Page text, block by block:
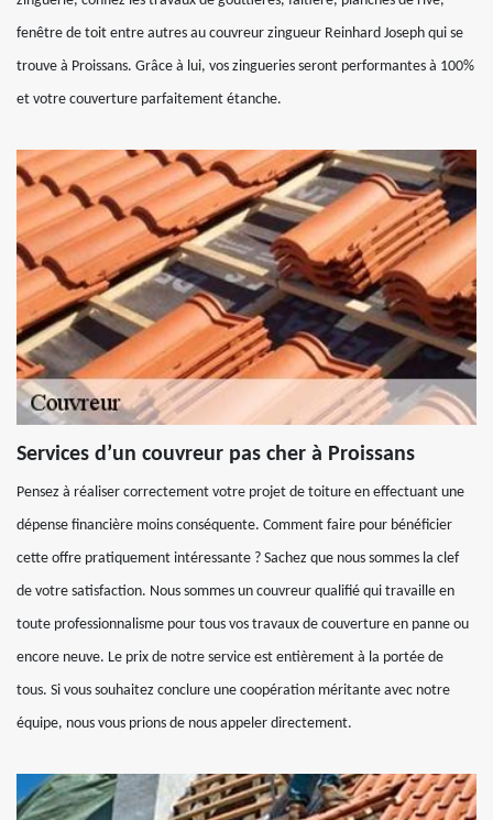
fenêtre de toit entre autres au couvreur zingueur Reinhard Joseph qui se
trouve à Proissans. Grâce à lui, vos zingueries seront performantes à 100%
et votre couverture parfaitement étanche.
Services d’un couvreur pas cher à Proissans
Pensez à réaliser correctement votre projet de toiture en effectuant une
dépense financière moins conséquente. Comment faire pour bénéficier
cette offre pratiquement intéressante ? Sachez que nous sommes la clef
de votre satisfaction. Nous sommes un couvreur qualifié qui travaille en
toute professionnalisme pour tous vos travaux de couverture en panne ou
encore neuve. Le prix de notre service est entièrement à la portée de
tous. Si vous souhaitez conclure une coopération méritante avec notre
équipe, nous vous prions de nous appeler directement.